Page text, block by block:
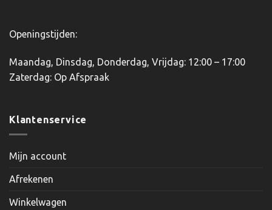
Openingstijden:
Maandag, Dinsdag, Donderdag, Vrijdag: 12:00 – 17:00
Zaterdag: Op Afspraak
Klantenservice
Mijn account
Afrekenen
Winkelwagen